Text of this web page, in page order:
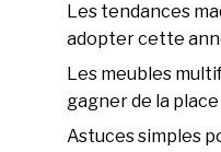
Les tendances
adopter cette
Les meubles
gagner de la place
Astuces simples